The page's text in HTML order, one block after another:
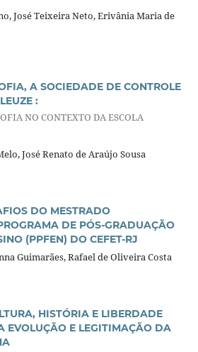
José Teixeira Neto, Erivânia Maria de
A SOCIEDADE DE CONTROLE
:
NO CONTEXTO DA ESCOLA
José Renato de Araújo Sousa
DO MESTRADO
DE PÓS-GRADUAÇÃO
(PPFEN) DO CEFET-RJ
Guimarães, Rafael de Oliveira Costa
HISTÓRIA E LIBERDADE
EVOLUÇÃO E LEGITIMAÇÃO DA